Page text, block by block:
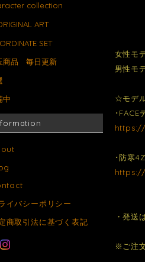
collection
ART
SET
商品 毎日更新
中
イバシーポリシー
商取引法に基づく表記
女性モ
男性モ
☆モデ
･FACE
･防寒
・発送
※ご注